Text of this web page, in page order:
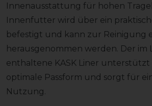
Innenausstattung für hohen
Innenfutter wird über ein
befestigt und kann zur Reinigung
herausgenommen werden. Der im
enthaltene KASK Liner unterstützt
optimale Passform und sorgt für
Nutzung.